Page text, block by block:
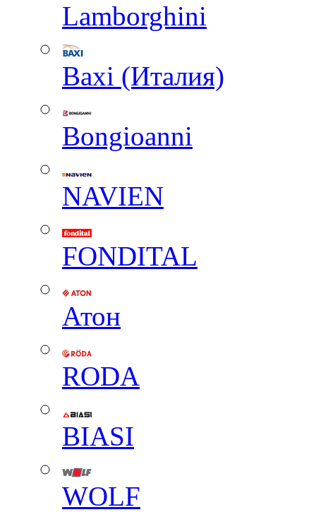
Lamborghini
Baxi (Италия)
Вongioanni
NAVIEN
FONDITAL
Атон
RODA
BIASI
WOLF